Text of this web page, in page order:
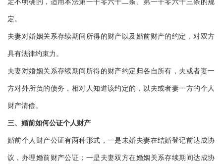
定不明确的，适用本法第一千零六十二条、第一千零六十三条的规
定。
夫妻对婚姻关系存续期间所得的财产以及婚前财产的约定，对双方
具有法律约束力。
夫妻对婚姻关系存续期间所得的财产约定归各自所有，夫或者妻一
方对外所负的债务，相对人知道该约定的，以夫或者妻一方的个人
财产清偿。
三、婚前如何公证个人财产
婚前个人财产公证有两种形式，一是未婚夫妻在结婚登记前达成协
议，办理婚前财产公证；一是夫妻双方在婚姻关系存续期间达成协